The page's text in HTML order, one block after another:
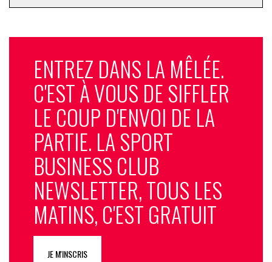
ENTREZ DANS LA MÊLÉE.
C'EST À VOUS DE SIFFLER
LE COUP D'ENVOI DE LA
PARTIE. LA SPORT
BUSINESS CLUB
NEWSLETTER, TOUS LES
MATINS, C'EST GRATUIT
JE M'INSCRIS